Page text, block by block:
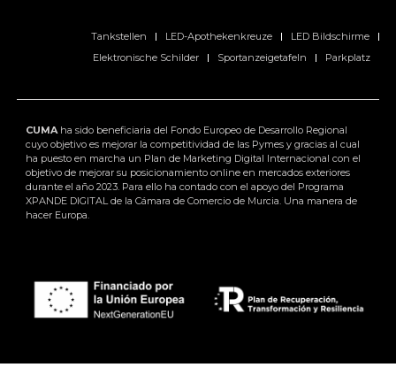
Tankstellen LED-Apothekenkreuze
LED Bildschirme
Elektronische Schilder
Sportanzeigetafeln Parkplatz
CUMAha sido beneficiaria del Fondo Europeo de Desarrollo Regional
cuyo objetivo es mejorar la competitividad de las Pymes y gracias al cual
ha puesto en marcha un Plan de Marketing Digital Internacional con el
objetivo de mejorar su posicionamiento online en mercados exteriores
durante el año 2023. Para ello ha contado con el apoyo del Programa
XPANDE DIGITAL de la Cámara de Comercio de Murcia. Una manera de
hacer Europa.